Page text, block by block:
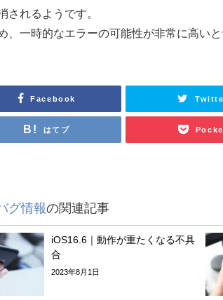
されるようです。
、一時的なエラーの可能性が非常に高いと
Facebook
はてブ
グ情報の関連記事
iOS16.6｜動作が重たくなる不具
合
2023年8月1日